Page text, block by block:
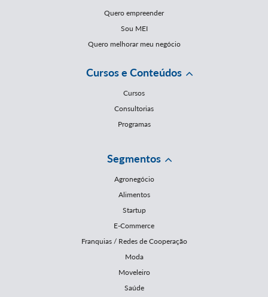
Quero empreender
Sou MEI
Quero melhorar meu negócio
Cursos e Conteúdos
Cursos
Consultorias
Programas
Segmentos
Agronegócio
Alimentos
Startup
E-Commerce
Franquias / Redes de Cooperação
Moda
Moveleiro
Saúde